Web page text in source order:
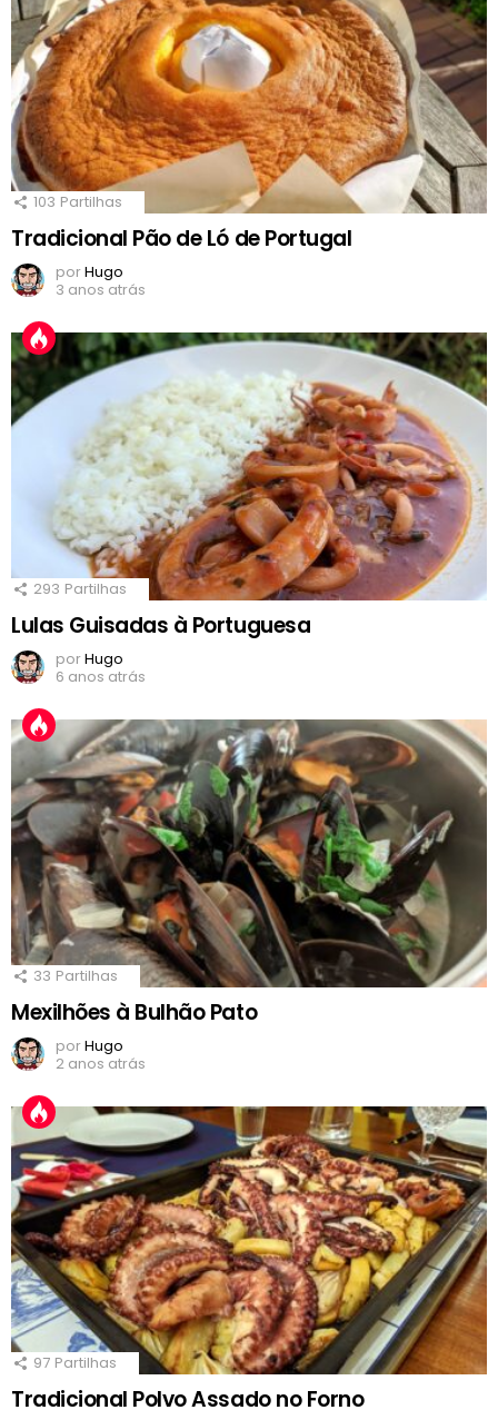
103 Partilhas
Tradicional Pão de Ló de Portugal
porHugo
3 anos atrás
293 Partilhas
Lulas Guisadas à Portuguesa
porHugo
6 anos atrás
33 Partilhas
Mexilhões à Bulhão Pato
porHugo
2 anos atrás
97 Partilhas
Tradicional Polvo Assado no Forno